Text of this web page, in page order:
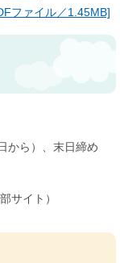
ファイル／1.45MB]
から）、末日締め
部サイト）